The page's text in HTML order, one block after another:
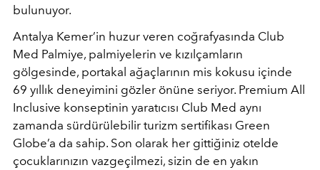
bulunuyor.
Antalya Kemer’in huzur veren coğrafyasında Club
Med Palmiye, palmiyelerin ve kızılçamların
gölgesinde, portakal ağaçlarının mis kokusu içinde
69 yıllık deneyimini gözler önüne seriyor. Premium All
Inclusive konseptinin yaratıcısı Club Med aynı
zamanda sürdürülebilir turizm sertifikası Green
Globe’a da sahip. Son olarak her gittiğiniz otelde
çocuklarınızın vazgeçilmezi, sizin de en yakın